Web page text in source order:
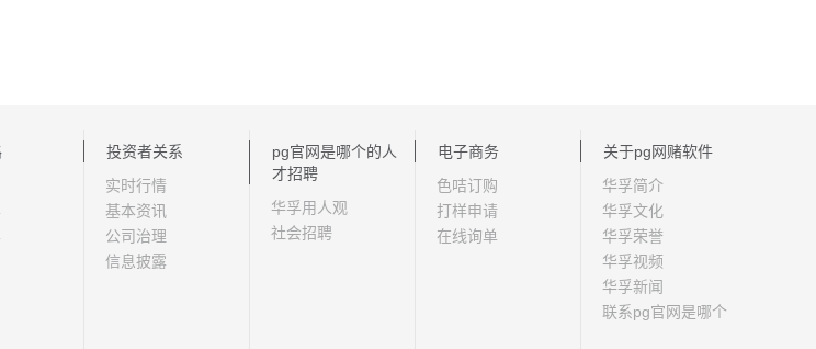
投资者关系
实时行情
基本资讯
公司治理
信息披露
pg官网是哪个的人
才招聘
华孚用人观
社会招聘
电子商务
色咭订购
打样申请
在线询单
关于pg网赌软件
华孚简介
华孚文化
华孚荣誉
华孚视频
华孚新闻
联系pg官网是哪个